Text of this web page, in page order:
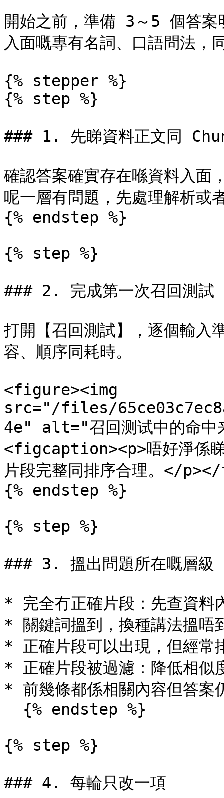
開始之前，準備 3～5 個答案
入面嘅專有名詞、口語問法，
{% stepper %}
{% step %}
### 1. 先睇資料正文同
確認答案確實存在喺資料入面
呢一層有問題，先處理解析或
{% endstep %}
{% step %}
### 2. 完成第一次召回測試
打開【召回測試】，逐個輸入
容、順序同耗時。
<figure><img
src="/files/
4e" alt="召回测试中的命中
<figcaption><p>唔好淨係睇
片段完整同排序合理。</
{% endstep %}
{% step %}
### 3. 搵出問題所在嘅層級
* 完全冇正確片段：先查資料
* 關鍵詞搵到，換種講法搵唔
* 正確片段可以出現，但經常
* 正確片段被過濾：降低相似
* 前幾條都係相關內容但答案
{% step %}
### 4. 每輪只改一項